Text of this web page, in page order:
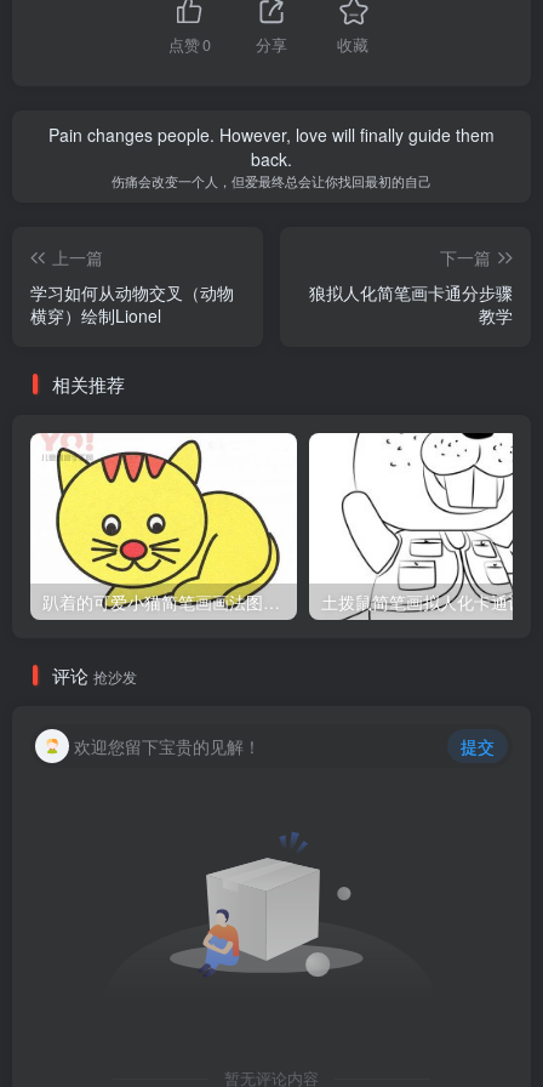
点赞0 分享 收藏
Pain changes people. However, love will finally guide them
back.
伤痛会改变一个人，但爱最终总会让你找回最初的自己
上一篇
学习如何从动物交叉（动物
横穿）绘制Lionel
下一篇
狼拟人化简笔画卡通分步骤
教学
相关推荐
趴着的可爱小猫简笔画画法图片教程
评论 抢沙发
欢迎您留下宝贵的见解！ 提交
暂无评论内容